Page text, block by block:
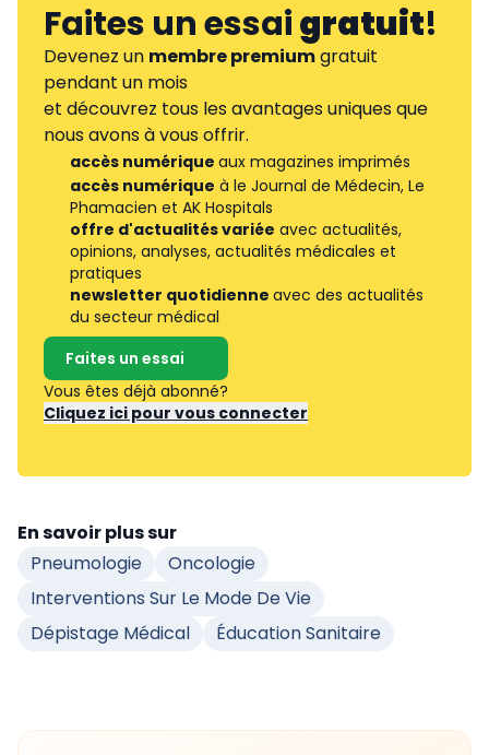
Faites un essaigratuit!
Devenez un membre premiumgratuit
pendant un mois
et découvrez tous les avantages uniques que
nous avons à vous offrir.
accès numérique aux magazines imprimés
accès numérique à le Journal de Médecin, Le
Phamacien et AK Hospitals
offre d'actualités variée avec actualités,
opinions, analyses, actualités médicales et
pratiques
newsletter quotidienne avec des actualités
du secteur médical
Faites un essai
Vous êtes déjà abonné?
Cliquez ici pour vous connecter
En savoir plus sur
Pneumologie
Oncologie
Interventions Sur Le Mode De Vie
Dépistage Médical
Éducation Sanitaire